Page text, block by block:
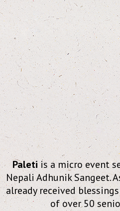
Paletiis a micro event
Nepali Adhunik Sangeet.
already received
of over 50